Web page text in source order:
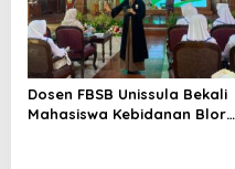
Dosen FBSB Unissula Bekali
Mahasiswa Kebidanan Blora